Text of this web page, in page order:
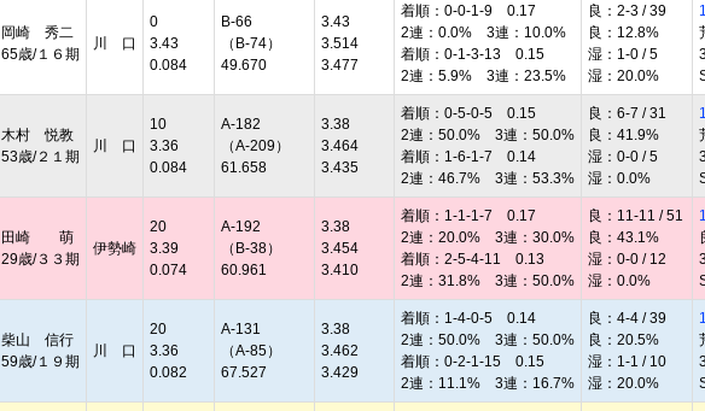
岡崎 秀二
65歳/１６期
川 口
0
3.43
0.084
B-66
（B-74）
49.670
3.43
3.514
3.477
着順：0-0-1-9 0.17
2連：0.0% 3連：10.0%
着順：0-1-3-13 0.15
2連：5.9% 3連：23.5%
良：2-3 / 39
良：12.8%
湿：1-0 / 5
湿：20.0%
木村 悦教
53歳/２１期
川 口
10
3.36
0.084
A-182
（A-209）
61.658
3.38
3.464
3.435
着順：0-5-0-5 0.15
2連：50.0% 3連：50.0%
着順：1-6-1-7 0.14
2連：46.7% 3連：53.3%
良：6-7 / 31
良：41.9%
湿：0-0 / 5
湿：0.0%
田崎 萌
29歳/３３期
伊勢崎
20
3.39
0.074
A-192
（B-38）
60.961
3.38
3.454
3.410
着順：1-1-1-7 0.17
2連：20.0% 3連：30.0%
着順：2-5-4-11 0.13
2連：31.8% 3連：50.0%
良：11-11 / 51
良：43.1%
湿：0-0 / 12
湿：0.0%
柴山 信行
59歳/１９期
川 口
20
3.36
0.082
A-131
（A-85）
67.527
3.38
3.462
3.429
着順：1-4-0-5 0.14
2連：50.0% 3連：50.0%
着順：0-2-1-15 0.15
2連：11.1% 3連：16.7%
良：4-4 / 39
良：20.5%
湿：1-1 / 10
湿：20.0%